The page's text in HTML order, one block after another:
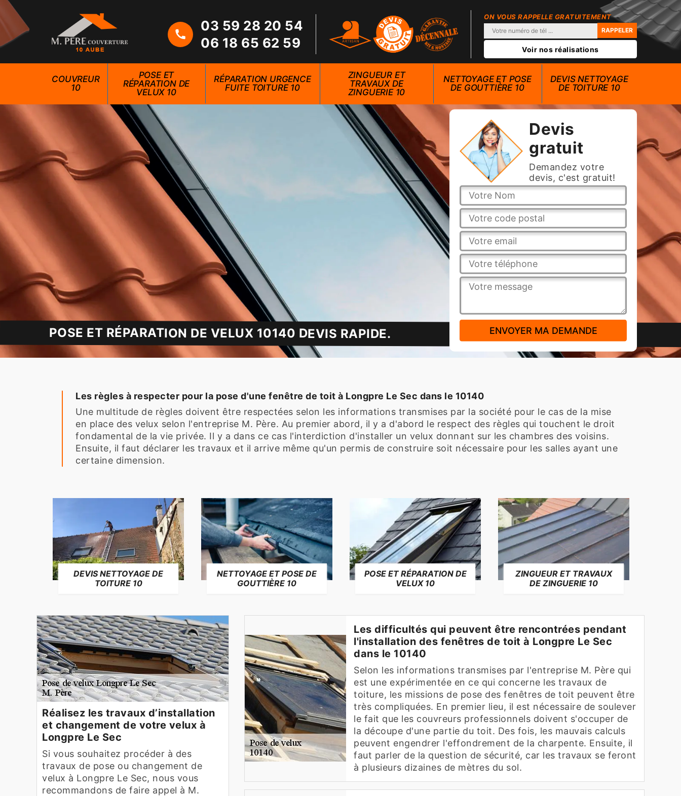
03 59 28 20 54
06 18 65 62 59
ON VOUS RAPPELLE GRATUITEMENT
Voir nos réalisations
COUVREUR
10
POSE ET
RÉPARATION DE
VELUX 10
RÉPARATION URGENCE
FUITE TOITURE 10
ZINGUEUR ET
TRAVAUX DE
ZINGUERIE 10
NETTOYAGE ET POSE
DE GOUTTIÈRE 10
DEVIS NETTOYAGE
DE TOITURE 10
Devis
gratuit
Demandez votre
devis, c'est gratuit!
POSE ET RÉPARATION DE VELUX 10140 DEVIS RAPIDE.
Les règles à respecter pour la pose d'une fenêtre de toit à Longpre Le Sec dans le 10140
Une multitude de règles doivent être respectées selon les informations transmises par la société pour le cas de la mise
en place des velux selon l'entreprise M. Père. Au premier abord, il y a d'abord le respect des règles qui touchent le droit
fondamental de la vie privée. Il y a dans ce cas l'interdiction d'installer un velux donnant sur les chambres des voisins.
Ensuite, il faut déclarer les travaux et il arrive même qu'un permis de construire soit nécessaire pour les salles ayant une
certaine dimension.
DEVIS NETTOYAGE DE
TOITURE 10
NETTOYAGE ET POSE DE
GOUTTIÈRE 10
POSE ET RÉPARATION DE
VELUX 10
ZINGUEUR ET TRAVAUX
DE ZINGUERIE 10
Réalisez les travaux d’installation
et changement de votre velux à
Longpre Le Sec
Si vous souhaitez procéder à des
travaux de pose ou changement de
velux à Longpre Le Sec, nous vous
recommandons de faire appel à M.
Les difficultés qui peuvent être rencontrées pendant
l'installation des fenêtres de toit à Longpre Le Sec
dans le 10140
Selon les informations transmises par l'entreprise M. Père qui
est une expérimentée en ce qui concerne les travaux de
toiture, les missions de pose des fenêtres de toit peuvent être
très compliquées. En premier lieu, il est nécessaire de soulever
le fait que les couvreurs professionnels doivent s'occuper de
la découpe d'une partie du toit. Des fois, les mauvais calculs
peuvent engendrer l'effondrement de la charpente. Ensuite, il
faut parler de la question de sécurité, car les travaux se feront
à plusieurs dizaines de mètres du sol.